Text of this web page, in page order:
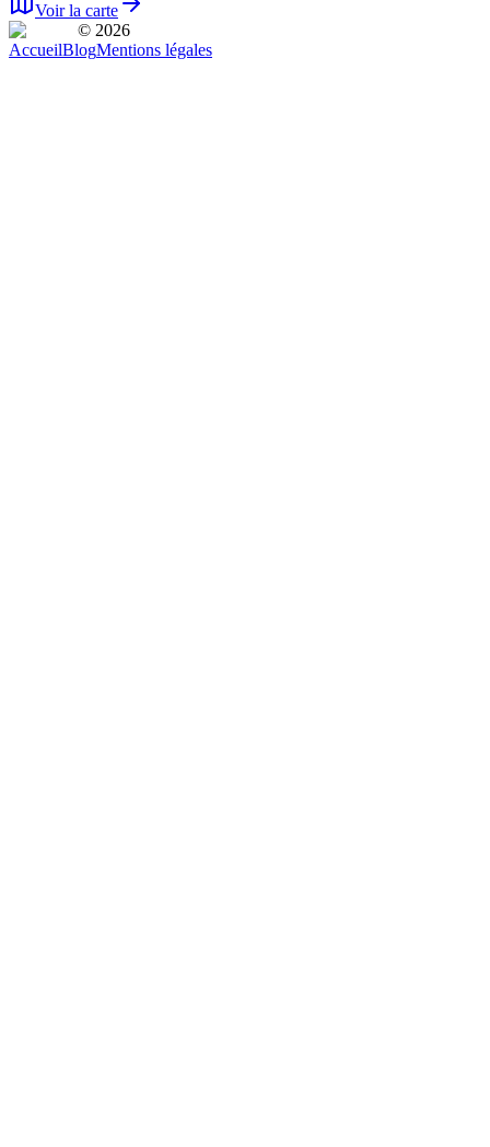
Voir la carte
© 2026
AccueilBlogMentions légales